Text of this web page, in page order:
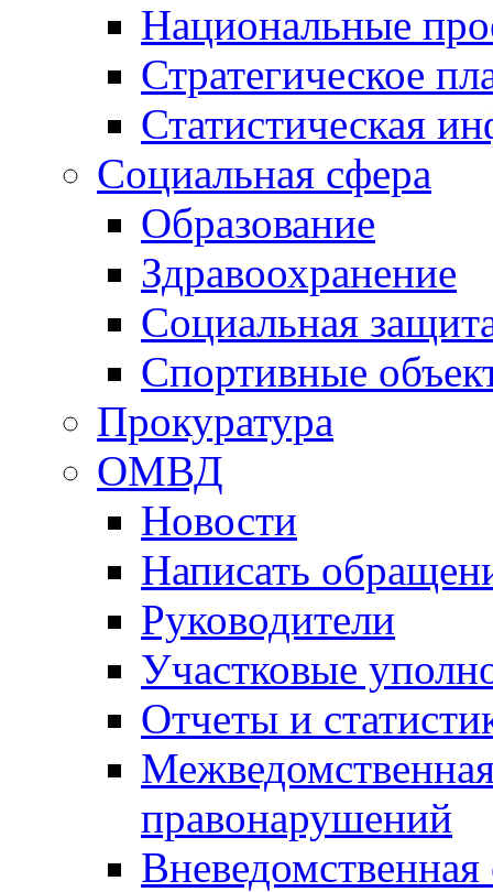
Национальные
Стратегическое
Статистическая
Социальная сфера
Образование
Здравоохранение
Социальная
Спортивные
Прокуратура
ОМВД
Новости
Написать
Руководители
Участковые
Отчеты и
правонарушений
Вневедомственная